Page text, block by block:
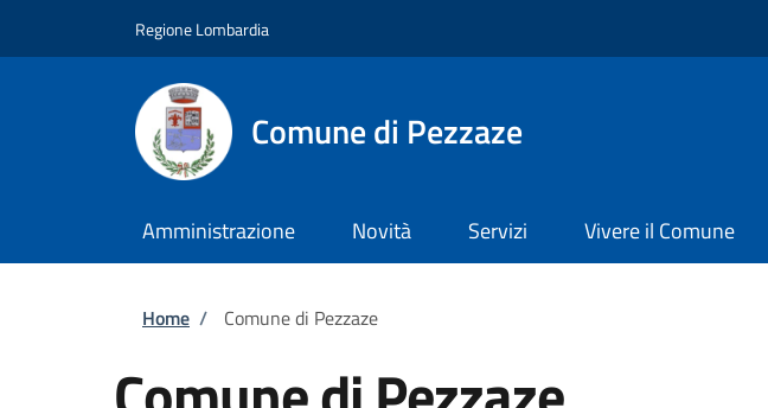
Regione Lombardia
Comune di Pezzaze
Amministrazione Novità Servizi Vivere il Comune
Briciole di pane
Home / Comune di Pezzaze